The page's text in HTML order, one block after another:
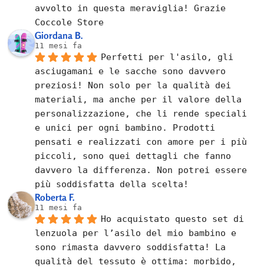
avvolto in questa meraviglia! Grazie
Coccole Store
Giordana B.
11 mesi fa
Perfetti per l'asilo, gli
asciugamani e le sacche sono davvero
preziosi! Non solo per la qualità dei
materiali, ma anche per il valore della
personalizzazione, che li rende speciali
e unici per ogni bambino. Prodotti
pensati e realizzati con amore per i più
piccoli, sono quei dettagli che fanno
davvero la differenza. Non potrei essere
più soddisfatta della scelta!
Roberta F.
11 mesi fa
Ho acquistato questo set di
lenzuola per l’asilo del mio bambino e
sono rimasta davvero soddisfatta! La
qualità del tessuto è ottima: morbido,